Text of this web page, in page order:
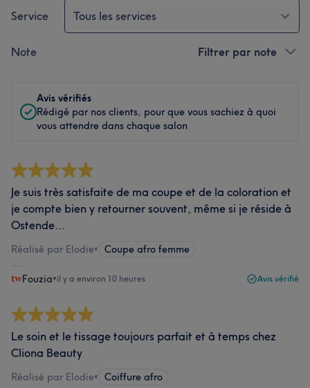
Service Tous les services
Note Filtrer par note
Avis vérifiés
Rédigé par nos clients, pour que vous sachiez à quoi
vous attendre dans chaque salon
Je suis très satisfaite de ma coupe et de la coloration et
je compte bien y retourner souvent, même si je réside à
Ostende...
Réalisé par Elodie• Coupe afro femme
Fouzia•il y a environ 10 heures Avis vérifié
Le soin et le tissage toujours parfait et à temps chez
Cliona Beauty
Réalisé par Elodie• Coiffure afro